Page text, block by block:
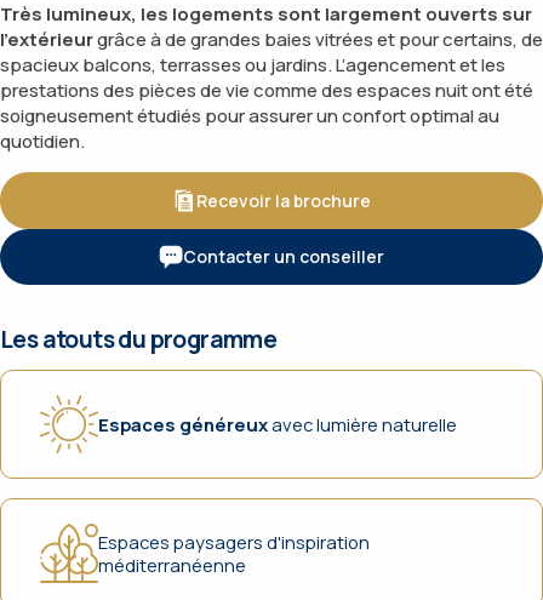
Très lumineux, les logements sont largement ouverts sur
l'extérieurgrâce à de grandes baies vitrées et pour certains, de
spacieux balcons, terrasses ou jardins. L’agencement et les
prestations des pièces de vie comme des espaces nuit ont été
soigneusement étudiés pour assurer un confort optimal au
quotidien.
Recevoir la brochure
Contacter un conseiller
Les atouts du programme
Espaces généreuxavec lumière naturelle
Espaces paysagers d'inspiration
méditerranéenne